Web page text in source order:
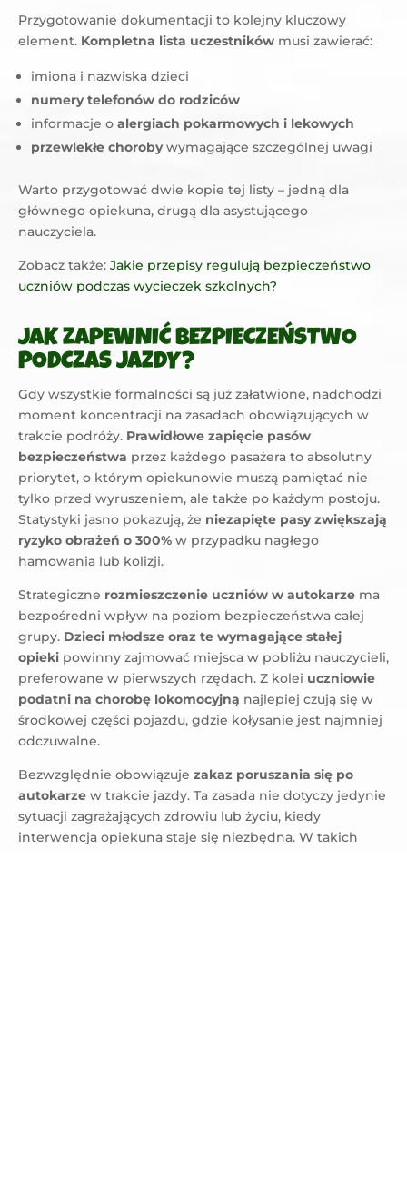
Przygotowanie dokumentacji to kolejny kluczowy
element. Kompletna lista uczestników musi zawierać:
imiona i nazwiska dzieci
numery telefonów do rodziców
informacje o alergiach pokarmowych i lekowych
przewlekłe chorobywymagające szczególnej uwagi
Warto przygotować dwie kopie tej listy – jedną dla
głównego opiekuna, drugą dla asystującego
nauczyciela.
Zobacz także: Jakie przepisy regulują bezpieczeństwo
uczniów podczas wycieczek szkolnych?
JAK ZAPEWNIĆ BEZPIECZEŃSTWO
PODCZAS JAZDY?
Gdy wszystkie formalności są już załatwione, nadchodzi
moment koncentracji na zasadach obowiązujących w
trakcie podróży. Prawidłowe zapięcie pasów
bezpieczeństwa przez każdego pasażera to absolutny
priorytet, o którym opiekunowie muszą pamiętać nie
tylko przed wyruszeniem, ale także po każdym postoju.
Statystyki jasno pokazują, że niezapięte pasy zwiększają
ryzyko obrażeń o 300% w przypadku nagłego
hamowania lub kolizji.
Strategiczne rozmieszczenie uczniów w autokarze ma
bezpośredni wpływ na poziom bezpieczeństwa całej
grupy. Dzieci młodsze oraz te wymagające stałej
opieki powinny zajmować miejsca w pobliżu nauczycieli,
preferowane w pierwszych rzędach. Z kolei uczniowie
podatni na chorobę lokomocyjną najlepiej czują się w
środkowej części pojazdu, gdzie kołysanie jest najmniej
odczuwalne.
Bezwzględnie obowiązuje zakaz poruszania się po
autokarze w trakcie jazdy. Ta zasada nie dotyczy jedynie
sytuacji zagrażających zdrowiu lub życiu, kiedy
interwencja opiekuna staje się niezbędna. W takich